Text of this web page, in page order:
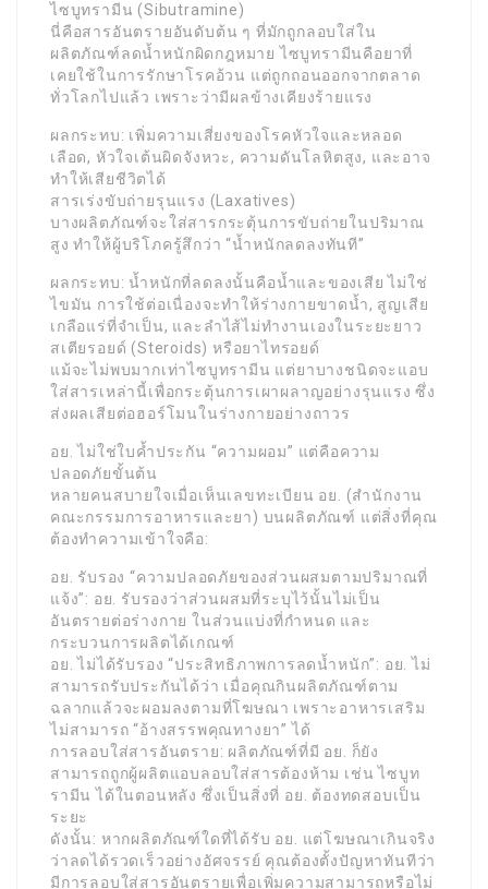
ไซบูทรามีน (Sibutramine)
นี่คือสารอันตรายอันดับต้น ๆ ที่มักถูกลอบใส่ใน
ผลิตภัณฑ์ลดน้ำหนักผิดกฎหมาย ไซบูทรามีนคือยาที่
เคยใช้ในการรักษาโรคอ้วน แต่ถูกถอนออกจากตลาด
ทั่วโลกไปแล้ว เพราะว่ามีผลข้างเคียงร้ายแรง
ผลกระทบ: เพิ่มความเสี่ยงของโรคหัวใจและหลอด
เลือด, หัวใจเต้นผิดจังหวะ, ความดันโลหิตสูง, และอาจ
ทำให้เสียชีวิตได้
สารเร่งขับถ่ายรุนแรง (Laxatives)
บางผลิตภัณฑ์จะใส่สารกระตุ้นการขับถ่ายในปริมาณ
สูง ทำให้ผู้บริโภครู้สึกว่า “น้ำหนักลดลงทันที”
ผลกระทบ: น้ำหนักที่ลดลงนั้นคือน้ำและของเสีย ไม่ใช่
ไขมัน การใช้ต่อเนื่องจะทำให้ร่างกายขาดน้ำ, สูญเสีย
เกลือแร่ที่จำเป็น, และลำไส้ไม่ทำงานเองในระยะยาว
สเตียรอยด์ (Steroids) หรือยาไทรอยด์
แม้จะไม่พบมากเท่าไซบูทรามีน แต่ยาบางชนิดจะแอบ
ใส่สารเหล่านี้เพื่อกระตุ้นการเผาผลาญอย่างรุนแรง ซึ่ง
ส่งผลเสียต่อฮอร์โมนในร่างกายอย่างถาวร
อย. ไม่ใช่ใบค้ำประกัน “ความผอม” แต่คือความ
ปลอดภัยขั้นต้น
หลายคนสบายใจเมื่อเห็นเลขทะเบียน อย. (สำนักงาน
คณะกรรมการอาหารและยา) บนผลิตภัณฑ์ แต่สิ่งที่คุณ
ต้องทำความเข้าใจคือ:
อย. รับรอง “ความปลอดภัยของส่วนผสมตามปริมาณที่
แจ้ง”: อย. รับรองว่าส่วนผสมที่ระบุไว้นั้นไม่เป็น
อันตรายต่อร่างกาย ในส่วนแบ่งที่กำหนด และ
กระบวนการผลิตได้เกณฑ์
อย. ไม่ได้รับรอง “ประสิทธิภาพการลดน้ำหนัก”: อย. ไม่
สามารถรับประกันได้ว่า เมื่อคุณกินผลิตภัณฑ์ตาม
ฉลากแล้วจะผอมลงตามที่โฆษณา เพราะอาหารเสริม
ไม่สามารถ “อ้างสรรพคุณทางยา” ได้
การลอบใส่สารอันตราย: ผลิตภัณฑ์ที่มี อย. ก็ยัง
สามารถถูกผู้ผลิตแอบลอบใส่สารต้องห้าม เช่น ไซบูท
รามีน ได้ในตอนหลัง ซึ่งเป็นสิ่งที่ อย. ต้องทดสอบเป็น
ระยะ
ดังนั้น: หากผลิตภัณฑ์ใดที่ได้รับ อย. แต่โฆษณาเกินจริง
ว่าลดได้รวดเร็วอย่างอัศจรรย์ คุณต้องตั้งปัญหาทันทีว่า
มีการลอบใส่สารอันตรายเพื่อเพิ่มความสามารถหรือไม่